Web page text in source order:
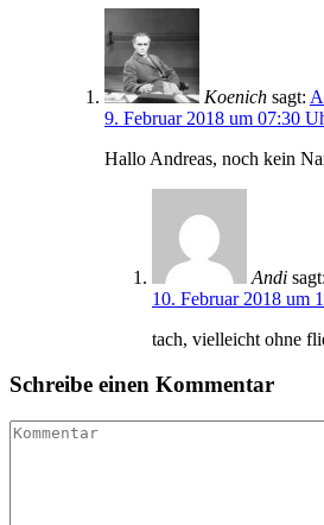
Koenich sagt:
9. Februar 2018 um 07:30
Hallo Andreas, noch kein
Andi sagt:
10. Februar 2018 um
tach, vielleicht ohne
Schreibe einen Kommentar